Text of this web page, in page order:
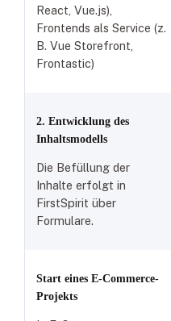
React, Vue.js),
Frontends als Service (z.
B. Vue Storefront,
Frontastic)
2. Entwicklung des
Inhaltsmodells
Die Befüllung der
Inhalte erfolgt in
FirstSpirit über
Formulare.
Start eines E-Commerce-
Projekts